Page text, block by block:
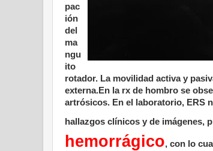
pac
ión
del
ma
ngu
ito
rotador. La movilidad activa y
externa.En la rx de hombro se
artrósicos. En el laboratorio, ERS
hallazgos clínicos y de imágenes,
hemorrágico, con lo